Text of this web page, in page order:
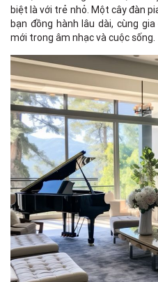
biệt là với trẻ nhỏ. Một cây đàn
bạn đồng hành lâu dài, cùng
mới trong âm nhạc và cuộc sống.